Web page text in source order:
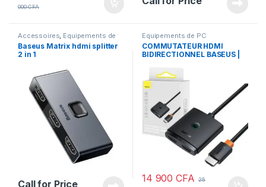
000CFA
Accessoires Equipements de
PC
Baseus Matrix hdmi splitter
2 in 1
Call for Price
Equipements de PC
COMMUTATEUR HDMI
BIDIRECTIONNEL BASEUS |
14 900CFA
25